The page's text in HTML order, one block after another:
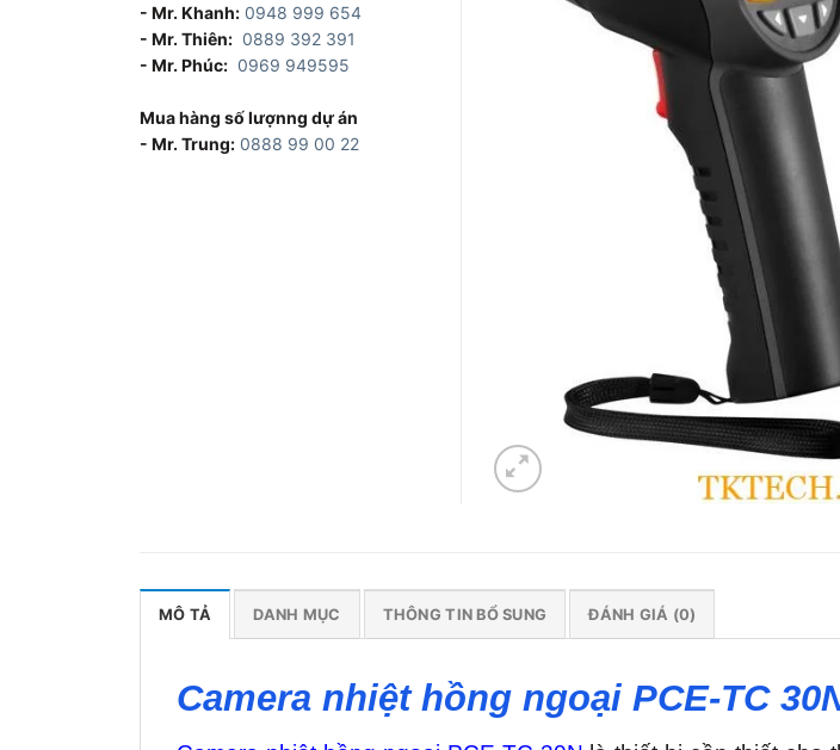
- Mr. Khanh: 0948 999 654
- Mr. Thiên: 0889 392 391
- Mr. Phúc: 0969 949595
Mua hàng số lượnng dự án
- Mr. Trung: 0888 99 00 22
MÔ TẢ DANH MỤC THÔNG TIN BỔ SUNG ĐÁNH GIÁ (0)
Camera nhiệt hồng ngoại PCE-TC